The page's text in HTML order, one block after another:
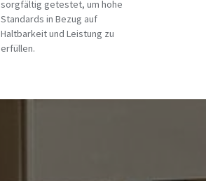
sorgfältig getestet, um hohe
Standards in Bezug auf
Haltbarkeit und Leistung zu
erfüllen.